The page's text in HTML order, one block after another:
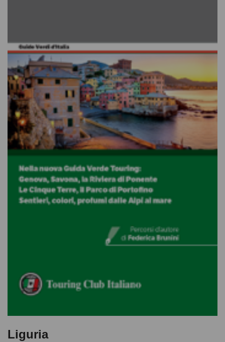
Liguria